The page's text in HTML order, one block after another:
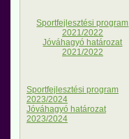
Sportfejlesztési program
2021/2022
Jóváhagyó határozat
2021/2022
Sportfejlesztési program
2023/2024
Jóváhagyó határozat
2023/2024